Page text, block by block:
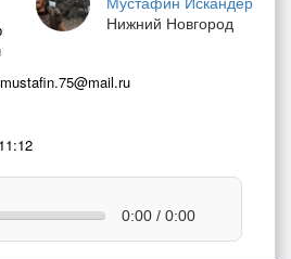
Нижний Новгород
0:00 / 0:00